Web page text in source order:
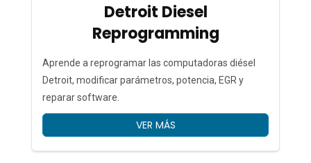
Detroit Diesel
Reprogramming
Aprende a reprogramar las computadoras diésel
Detroit, modificar parámetros, potencia, EGR y
reparar software.
VER MÁS